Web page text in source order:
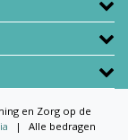
en Zorg op de
|
Alle bedragen